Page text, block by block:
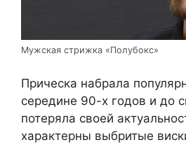
Мужская стрижка «Полубокс»
Прическа набрала
середине 90-х годов и до
потеряла своей
характерны выбритые